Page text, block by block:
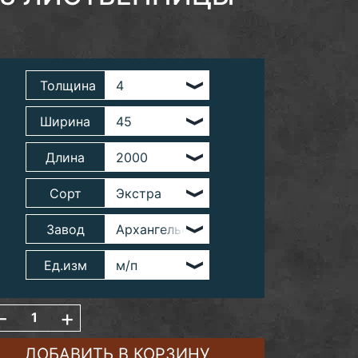
Толщина
Ширина
Длина
Сорт
Завод
Ед.изм
+
ДОБАВИТЬ В КОРЗИНУ